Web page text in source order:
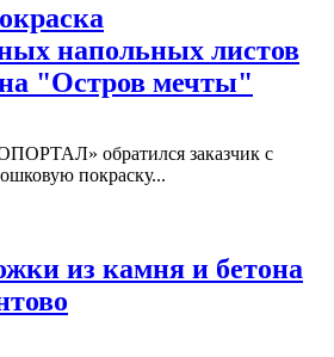
напольных листов
"Остров мечты"
обратился заказчик с
покраску...
из камня и бетона